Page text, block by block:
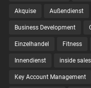
Akquise Außendienst
Business Development
Einzelhandel Fitness
Innendienst inside sales
Key Account Management